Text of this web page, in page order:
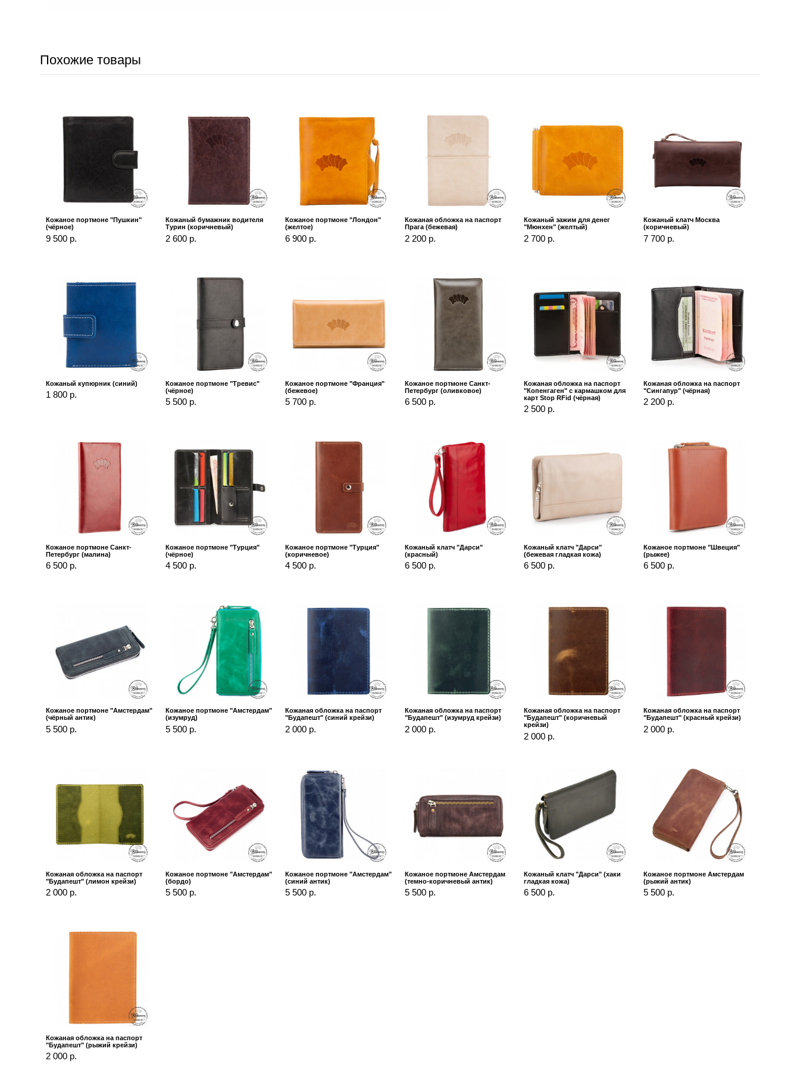
Похожие товары
Кожаное портмоне "Пушкин"
(чёрное)
9 500 р.
Кожаный бумажник водителя
Турин (коричневый)
2 600 р.
Кожаное портмоне "Лондон"
(желтое)
6 900 р.
Кожаная обложка на паспорт
Прага (бежевая)
2 200 р.
Кожаный зажим для денег
"Мюнхен" (желтый)
2 700 р.
Кожаный клатч Москва
(коричневый)
7 700 р.
Кожаный купюрник (синий)
1 800 р.
Кожаное портмоне "Тревис"
(чёрное)
5 500 р.
Кожаное портмоне "Франция"
(бежевое)
5 700 р.
Кожаное портмоне Санкт-
Петербург (оливковое)
6 500 р.
Кожаная обложка на паспорт
"Копенгаген" с кармашком для
карт Stop RFid (чёрная)
2 500 р.
Кожаная обложка на паспорт
"Сингапур" (чёрная)
2 200 р.
Кожаное портмоне Санкт-
Петербург (малина)
6 500 р.
Кожаное портмоне "Турция"
(чёрное)
4 500 р.
Кожаное портмоне "Турция"
(коричневое)
4 500 р.
Кожаный клатч "Дарси"
(красный)
6 500 р.
Кожаный клатч "Дарси"
(бежевая гладкая кожа)
6 500 р.
Кожаное портмоне "Швеция"
(рыжее)
6 500 р.
Кожаное портмоне "Амстердам"
(чёрный антик)
5 500 р.
Кожаное портмоне "Амстердам"
(изумруд)
5 500 р.
Кожаная обложка на паспорт
"Будапешт" (синий крейзи)
2 000 р.
Кожаная обложка на паспорт
"Будапешт" (изумруд крейзи)
2 000 р.
Кожаная обложка на паспорт
"Будапешт" (коричневый
крейзи)
2 000 р.
Кожаная обложка на паспорт
"Будапешт" (красный крейзи)
2 000 р.
Кожаная обложка на паспорт
"Будапешт" (лимон крейзи)
2 000 р.
Кожаное портмоне "Амстердам"
(бордо)
5 500 р.
Кожаное портмоне "Амстердам"
(синий антик)
5 500 р.
Кожаное портмоне Амстердам
(темно-коричневый антик)
5 500 р.
Кожаный клатч "Дарси" (хаки
гладкая кожа)
6 500 р.
Кожаное портмоне Амстердам
(рыжий антик)
5 500 р.
Кожаная обложка на паспорт
"Будапешт" (рыжий крейзи)
2 000 р.